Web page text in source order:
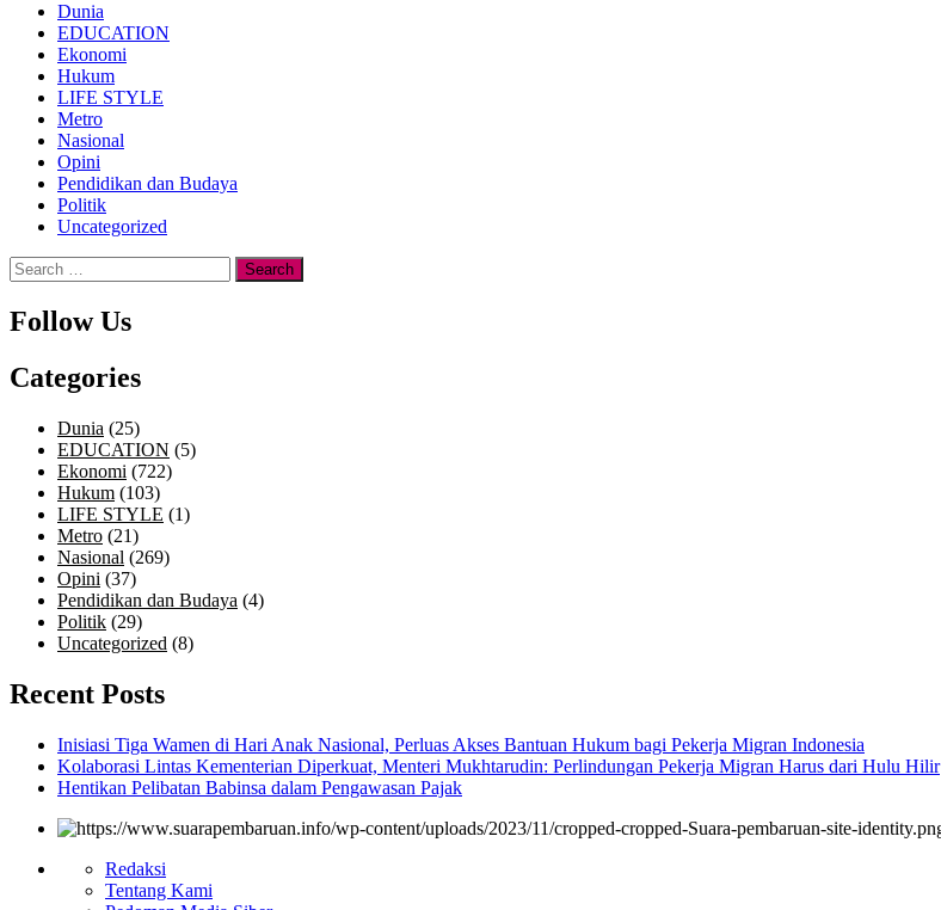
Dunia
EDUCATION
Ekonomi
Hukum
LIFE STYLE
Metro
Nasional
Opini
Pendidikan dan Budaya
Politik
Uncategorized
Search
for:
Follow Us
Categories
Dunia (25)
EDUCATION (5)
Ekonomi (722)
Hukum (103)
LIFE STYLE (1)
Metro (21)
Nasional (269)
Opini (37)
Pendidikan dan Budaya (4)
Politik (29)
Uncategorized (8)
Recent Posts
Inisiasi Tiga Wamen di Hari Anak Nasional, Perluas Akses Bantuan Hukum bagi Pekerja Migran Indonesia
Kolaborasi Lintas Kementerian Diperkuat, Menteri Mukhtarudin: Perlindungan Pekerja Migran Harus dari Hulu Hilir
Hentikan Pelibatan Babinsa dalam Pengawasan Pajak
Redaksi
Tentang Kami